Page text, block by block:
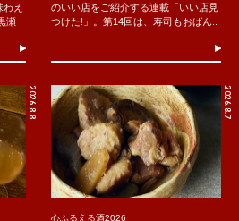
え
瀬
のいい店をご紹介する連載「いい店見
つけた!」。第14回は、寿司もおばん..
2026.8.8 2026.8.7
心ふるえる酒2026